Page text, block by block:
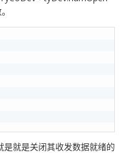
就是关闭其收发数据就绪的